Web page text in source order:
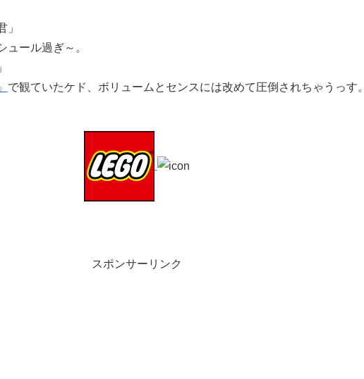
」
ュール過ぎ～。
で観ていたケド、ボリュームとセンスには改めて圧倒されちゃうっす。
スポンサーリンク